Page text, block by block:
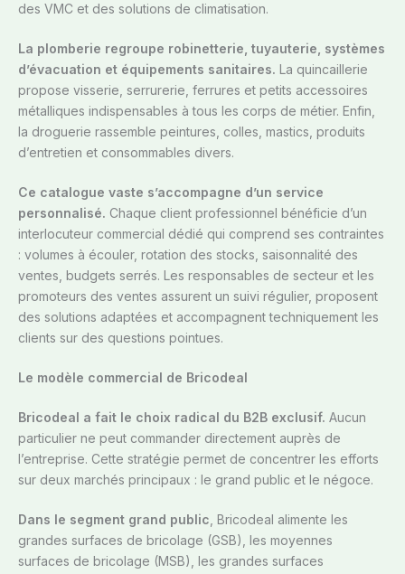
des VMC et des solutions de climatisation.
La plomberie regroupe robinetterie, tuyauterie, systèmes
d’évacuation et équipements sanitaires. La quincaillerie
propose visserie, serrurerie, ferrures et petits accessoires
métalliques indispensables à tous les corps de métier. Enfin,
la droguerie rassemble peintures, colles, mastics, produits
d’entretien et consommables divers.
Ce catalogue vaste s’accompagne d’un service
personnalisé. Chaque client professionnel bénéficie d’un
interlocuteur commercial dédié qui comprend ses contraintes
: volumes à écouler, rotation des stocks, saisonnalité des
ventes, budgets serrés. Les responsables de secteur et les
promoteurs des ventes assurent un suivi régulier, proposent
des solutions adaptées et accompagnent techniquement les
clients sur des questions pointues.
Le modèle commercial de Bricodeal
Bricodeal a fait le choix radical du B2B exclusif. Aucun
particulier ne peut commander directement auprès de
l’entreprise. Cette stratégie permet de concentrer les efforts
sur deux marchés principaux : le grand public et le négoce.
Dans le segment grand public , Bricodeal alimente les
grandes surfaces de bricolage (GSB), les moyennes
surfaces de bricolage (MSB), les grandes surfaces